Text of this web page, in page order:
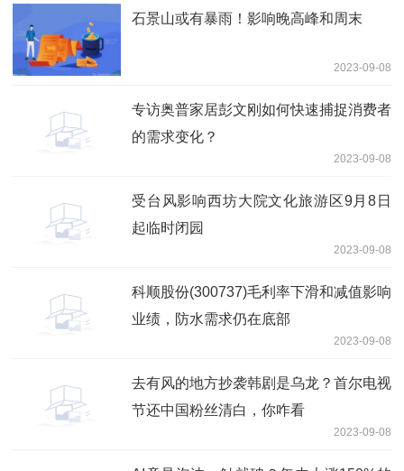
石景山或有暴雨！影响晚高峰和周末
2023-09-08
专访奥普家居彭文刚如何快速捕捉消费者
的需求变化？
2023-09-08
受台风影响西坊大院文化旅游区9月8日
起临时闭园
2023-09-08
科顺股份(300737)毛利率下滑和减值影响
业绩，防水需求仍在底部
2023-09-08
去有风的地方抄袭韩剧是乌龙？首尔电视
节还中国粉丝清白，你咋看
2023-09-08